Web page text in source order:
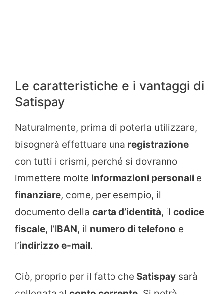
Le caratteristiche e i vantaggi di
Satispay
Naturalmente, prima di poterla utilizzare,
bisognerà effettuare una registrazione
con tutti i crismi, perché si dovranno
immettere molte informazioni personali e
finanziare, come, per esempio, il
documento della carta d’identità, il codice
fiscale, l’IBAN, il numero di telefono e
l’indirizzo e-mail.
Ciò, proprio per il fatto che Satispay sarà